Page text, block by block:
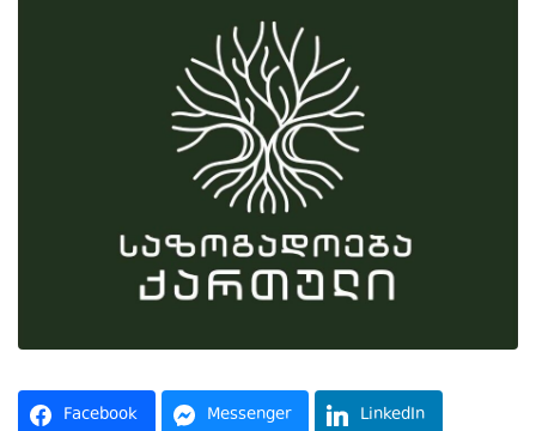
Facebook Messenger LinkedIn